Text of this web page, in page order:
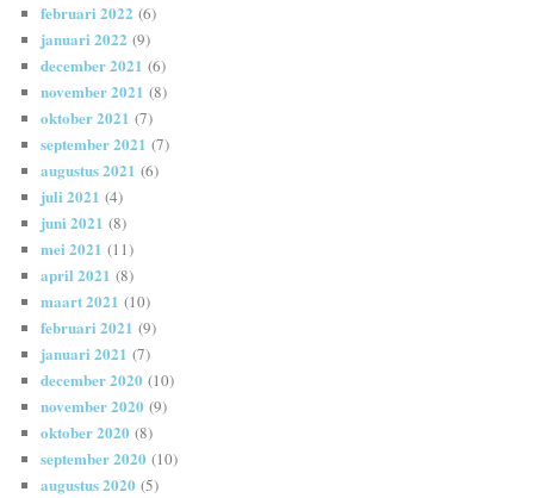
februari 2022 (6)
januari 2022 (9)
december 2021 (6)
november 2021 (8)
oktober 2021 (7)
september 2021 (7)
augustus 2021 (6)
juli 2021 (4)
juni 2021 (8)
mei 2021 (11)
april 2021 (8)
maart 2021 (10)
februari 2021 (9)
januari 2021 (7)
december 2020 (10)
november 2020 (9)
oktober 2020 (8)
september 2020 (10)
augustus 2020 (5)